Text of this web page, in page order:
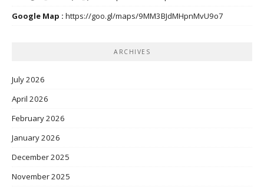
Google Map : https://goo.gl/maps/9MM3BJdMHpnMvU9o7
ARCHIVES
July 2026
April 2026
February 2026
January 2026
December 2025
November 2025